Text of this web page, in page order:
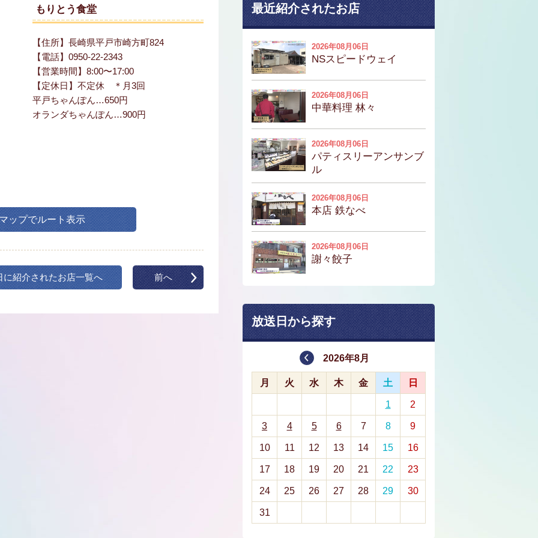
もりとう食堂
【住所】長崎県平戸市崎方町824
【電話】0950-22-2343
【営業時間】8:00〜17:00
【定休日】不定休 ＊月3回
平戸ちゃんぽん…650円
オランダちゃんぽん…900円
ップでルート表示
に紹介されたお店一覧へ 前へ
最近紹介されたお店
2026年08月06日
NSスピードウェイ
2026年08月06日
中華料理 林々
2026年08月06日
パティスリーアンサンブ
ル
2026年08月06日
本店 鉄なべ
2026年08月06日
謝々餃子
放送日から探す
2026年8月
月 火 水 木 金 土 日
1 2
3 4 5 6 7 8 9
10 11 12 13 14 15 16
17 18 19 20 21 22 23
24 25 26 27 28 29 30
31